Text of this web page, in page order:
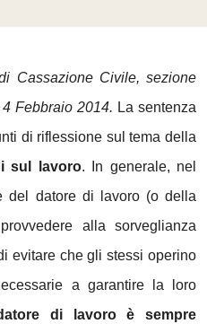
Cassazione Civile, sezione
Febbraio 2014. La sentenza
di riflessione sul tema della
sul lavoro. In generale, nel
del datore di lavoro (o della
alla sorveglianza
evitare che gli stessi operino
a garantire la loro
di lavoro è sempre